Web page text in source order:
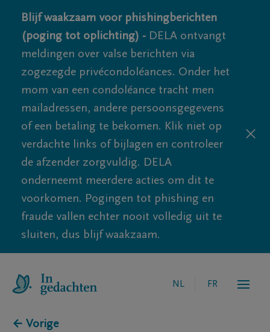
Blijf waakzaam voor phishingberichten
(poging tot oplichting) - DELA ontvangt
meldingen over valse berichten via
zogezegde privécondoléances. Onder het
mom van een condoléance tracht men
mailadressen, andere persoonsgegevens
of een betaling te bekomen. Klik niet op
verdachte links of bijlagen en controleer
de afzender zorgvuldig. DELA
onderneemt meerdere acties om dit te
voorkomen. Pogingen tot phishing en
fraude vallen echter nooit volledig uit te
sluiten, dus blijf waakzaam.
NL FR
← Vorige